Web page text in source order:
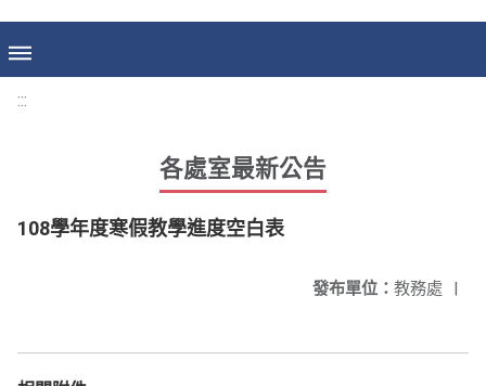
:::
各處室最新公告
108學年度寒假教學進度空白表
發布單位： 教務處 |